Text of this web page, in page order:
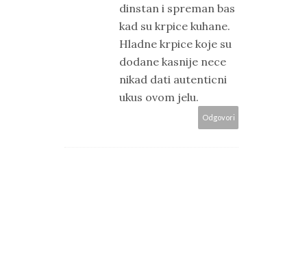
dinstan i spreman bas
kad su krpice kuhane.
Hladne krpice koje su
dodane kasnije nece
nikad dati autenticni
ukus ovom jelu.
Odgovori